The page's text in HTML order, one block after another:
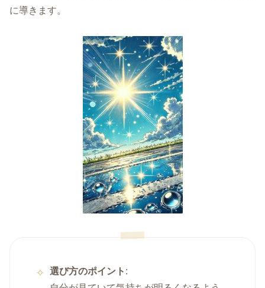
に導きます。
選び方のポイント :